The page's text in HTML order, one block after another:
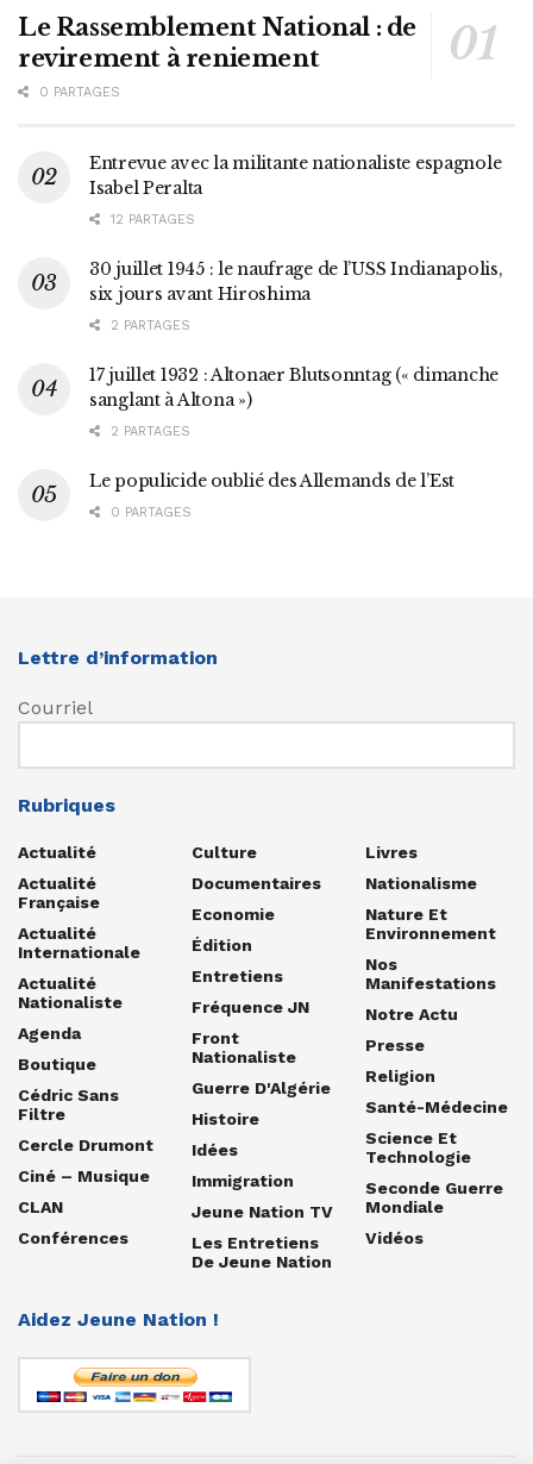
Le Rassemblement National : de
revirement à reniement
0 PARTAGES
Entrevue avec la militante nationaliste espagnole
Isabel Peralta
12 PARTAGES
30 juillet 1945 : le naufrage de l’USS Indianapolis,
six jours avant Hiroshima
2 PARTAGES
17 juillet 1932 : Altonaer Blutsonntag (« dimanche
sanglant à Altona »)
2 PARTAGES
Le populicide oublié des Allemands de l’Est
0 PARTAGES
Lettre d’information
Courriel
Rubriques
Actualité
Actualité
Française
Actualité
Internationale
Actualité
Nationaliste
Agenda
Boutique
Cédric Sans
Filtre
Cercle Drumont
Ciné – Musique
CLAN
Conférences
Culture
Documentaires
Economie
Édition
Entretiens
Fréquence JN
Front
Nationaliste
Guerre D'Algérie
Histoire
Idées
Immigration
Jeune Nation TV
Les Entretiens
De Jeune Nation
Livres
Nationalisme
Nature Et
Environnement
Nos
Manifestations
Notre Actu
Presse
Religion
Santé-Médecine
Science Et
Technologie
Seconde Guerre
Mondiale
Vidéos
Aidez Jeune Nation !